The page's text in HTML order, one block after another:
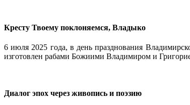
Кресту Твоему поклоняемся, Владыко
6 июля 2025 года, в день празднования
изготовлен рабами Божиими Владимиром и
Диалог эпох через живопись и поэзию